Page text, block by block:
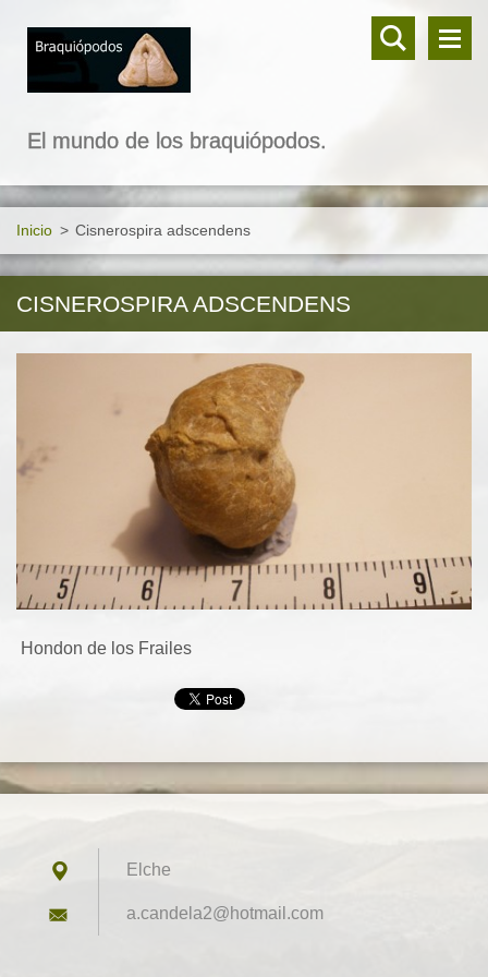
El mundo de los braquiópodos.
Inicio > Cisnerospira adscendens
CISNEROSPIRA ADSCENDENS
Hondon de los Frailes
Elche
a.candel a2@hotmail.com